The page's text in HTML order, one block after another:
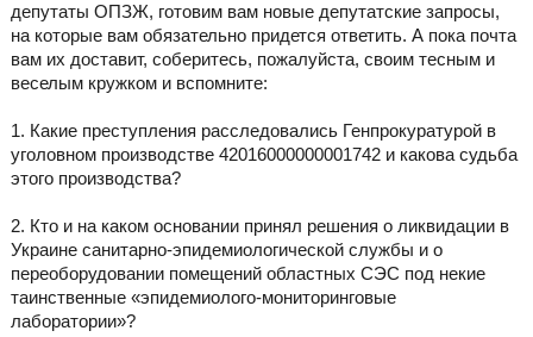
депутаты ОПЗЖ, готовим вам новые депутатские запросы,
на которые вам обязательно придется ответить. А пока почта
вам их доставит, соберитесь, пожалуйста, своим тесным и
веселым кружком и вспомните:
1. Какие преступления расследовались Генпрокуратурой в
уголовном производстве 42016000000001742 и какова судьба
этого производства?
2. Кто и на каком основании принял решения о ликвидации в
Украине санитарно-эпидемиологической службы и о
переоборудовании помещений областных СЭС под некие
таинственные «эпидемиолого-мониторинговые
лаборатории»?